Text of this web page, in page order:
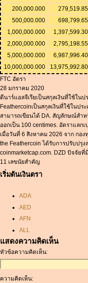
200,000.000
279,519.85
500,000.000
698,799.65
1,000,000.000
1,397,599.30
2,000,000.000
2,795,198.55
5,000,000.000
6,987,996.40
10,000,000.000
13,975,992.80
FTC อัตรา
28 มกราคม 2020
ดีนาร์แอลจีเรียเป็นสกุลเงินที่ใช้ในป
Feathercoinเป็นสกุลเงินที่ใช้ในป
สามารถเขียนได้ DA. สัญลักษณ์สำห
ออกเป็น 100 centimes. อัตราแลก
เมื่อวันที่ 6 สิงหาคม 2026 จาก กอง
the Feathercoin ได้รับการปรับปรุ
coinmarketcap.com. DZD ปัจจัย
11 เลขนัยสำคัญ
เริ่มต้นเงินตรา
ADA
AED
AFN
ALL
AMD
ANC
AOA
แสดงความคิดเห็น
หัวข้อความคิดเห็น:
ความคิดเห็น: